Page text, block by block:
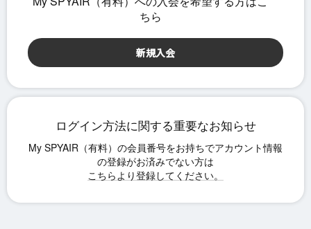
ログイン方法に関する重要なお知らせ
こちらより登録してください。